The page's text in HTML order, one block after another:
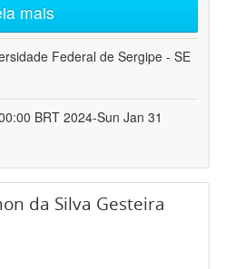
mais
Federal de Sergipe - SE
BRT 2024-Sun Jan 31
da Silva Gesteira